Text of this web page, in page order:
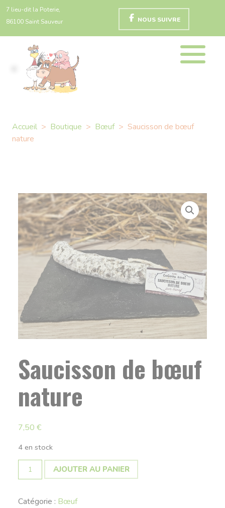
7 lieu-dit la Poterie,
86100 Saint Sauveur
NOUS SUIVRE
Accueil > Boutique > Bœuf > Saucisson de bœuf
nature
Saucisson de bœuf
nature
7,50 €
4 en stock
quantité
de
de
AJOUTER AU PANIER
Catégorie : Bœuf